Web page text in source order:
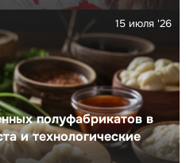
полуфабрикатов в
и технологические
15 июля '26